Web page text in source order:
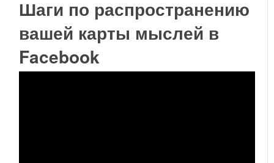
Шаги по распространению
вашей карты мыслей в
Facebook